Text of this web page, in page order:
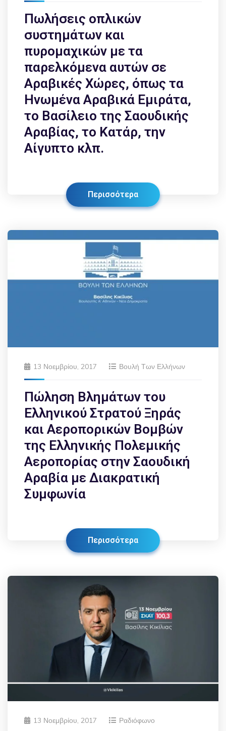
Πωλήσεις οπλικών
συστημάτων και
πυρομαχικών με τα
παρελκόμενα αυτών σε
Αραβικές Χώρες, όπως τα
Ηνωμένα Αραβικά Εμιράτα,
το Βασίλειο της Σαουδικής
Αραβίας, το Κατάρ, την
Αίγυπτο κλπ.
Περισσότερα
13 Νοεμβρίου, 2017 Βουλή Των Ελλήνων
Πώληση Βλημάτων του
Ελληνικού Στρατού Ξηράς
και Αεροπορικών Βομβών
της Ελληνικής Πολεμικής
Αεροπορίας στην Σαουδική
Αραβία με Διακρατική
Συμφωνία
Περισσότερα
13 Νοεμβρίου, 2017 Ραδιόφωνο